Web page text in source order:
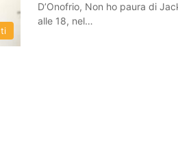
D’Onofrio, Non ho paura di
alle 18, nel…